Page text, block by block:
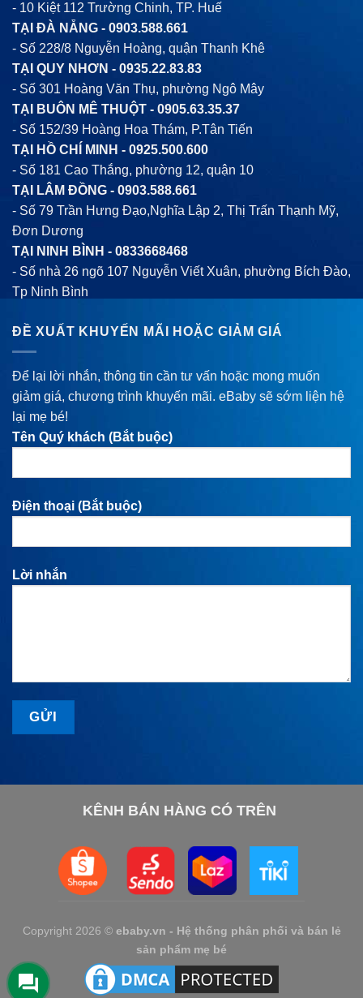
- 10 Kiệt 112 Trường Chinh, TP. Huế
TẠI ĐÀ NẴNG - 0903.588.661
- Số 228/8 Nguyễn Hoàng, quận Thanh Khê
TẠI QUY NHƠN - 0935.22.83.83
- Số 301 Hoàng Văn Thụ, phường Ngô Mây
TẠI BUÔN MÊ THUỘT - 0905.63.35.37
- Số 152/39 Hoàng Hoa Thám, P.Tân Tiến
TẠI HỒ CHÍ MINH - 0925.500.600
- Số 181 Cao Thắng, phường 12, quận 10
TẠI LÂM ĐỒNG - 0903.588.661
- Số 79 Trần Hưng Đạo,Nghĩa Lập 2, Thị Trấn Thạnh Mỹ,
Đơn Dương
TẠI NINH BÌNH - 0833668468
- Số nhà 26 ngõ 107 Nguyễn Viết Xuân, phường Bích Đào,
Tp Ninh Bình
ĐỀ XUẤT KHUYẾN MÃI HOẶC GIẢM GIÁ
Để lại lời nhắn, thông tin cần tư vấn hoặc mong muốn
giảm giá, chương trình khuyến mãi. eBaby sẽ sớm liện hệ
lại mẹ bé!
Tên Quý khách (Bắt buộc)
Điện thoại (Bắt buộc)
Lời nhắn
KÊNH BÁN HÀNG CÓ TRÊN
Copyright 2026 © ebaby.vn - Hệ thống phân phối và bán lẻ
sản phẩm mẹ bé